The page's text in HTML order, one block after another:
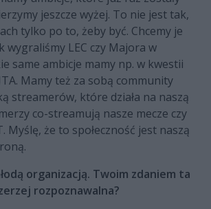
jeszcze wyżej. To nie jest tak,
tylko po to, żeby być. Chcemy je
wygraliśmy LEC czy Majora w
same ambicje mamy np. w kwestii
Mamy też za sobą community
streamerów, które działa na naszą
co-streamują nasze mecze czy
Myślę, że to społeczność jest naszą
organizacją. Twoim zdaniem ta
rozpoznawalna?